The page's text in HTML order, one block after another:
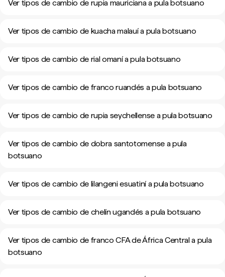
Ver tipos de cambio de rupia mauriciana a pula botsuano
Ver tipos de cambio de kuacha malauí a pula botsuano
Ver tipos de cambio de rial omaní a pula botsuano
Ver tipos de cambio de franco ruandés a pula botsuano
Ver tipos de cambio de rupia seychellense a pula botsuano
Ver tipos de cambio de dobra santotomense a pula
botsuano
Ver tipos de cambio de lilangeni esuatiní a pula botsuano
Ver tipos de cambio de chelín ugandés a pula botsuano
Ver tipos de cambio de franco CFA de África Central a pula
botsuano